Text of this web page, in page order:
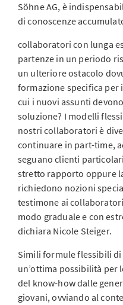
Söhne AG, è
di conoscenze
collaboratori con lunga
partenze in un periodo
un ulteriore ostacolo
formazione specifica
cui i nuovi assunti
soluzione? I modelli
nostri collaboratori è
continuare in part-time,
seguano clienti
stretto rapporto oppure
richiedono nozioni
testimone ai
modo graduale e con
dichiara Nicole Steiger.
Simili formule flessibili
un’ottima possibilità per
del know-how dalle
giovani, ovviando al